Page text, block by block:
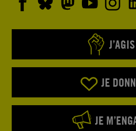
J’AGIS
JE
JE